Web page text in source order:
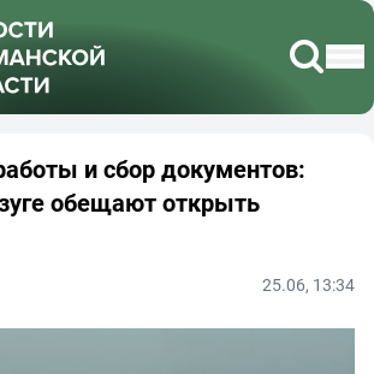
и сбор документов:
обещают открыть
25.06, 13:34